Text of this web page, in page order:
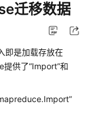
迁移数据
即是加载存放在
供了“Import”和